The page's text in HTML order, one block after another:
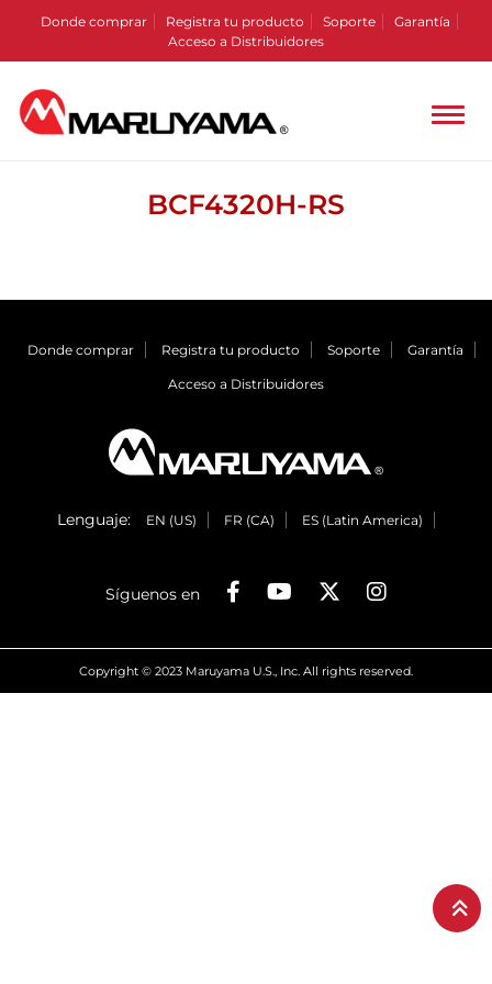
Donde comprar Registra tu producto Soporte
Garantía
Acceso a Distribuidores
BCF4320H-RS
Donde comprar Registra tu producto Soporte Garantía
Acceso a Distribuidores
Lenguaje: EN (US) FR (CA) ES (Latin America)
Síguenos en
Copyright © 2023 Maruyama U.S., Inc. All rights reserved.